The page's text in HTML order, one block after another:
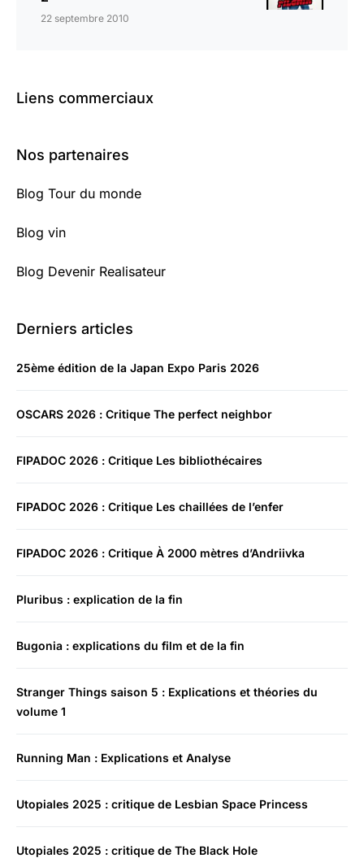
22 septembre 2010
Liens commerciaux
Nos partenaires
Blog Tour du monde
Blog vin
Blog Devenir Realisateur
Derniers articles
25ème édition de la Japan Expo Paris 2026
OSCARS 2026 : Critique The perfect neighbor
FIPADOC 2026 : Critique Les bibliothécaires
FIPADOC 2026 : Critique Les chaillées de l’enfer
FIPADOC 2026 : Critique À 2000 mètres d’Andriivka
Pluribus : explication de la fin
Bugonia : explications du film et de la fin
Stranger Things saison 5 : Explications et théories du
volume 1
Running Man : Explications et Analyse
Utopiales 2025 : critique de Lesbian Space Princess
Utopiales 2025 : critique de The Black Hole